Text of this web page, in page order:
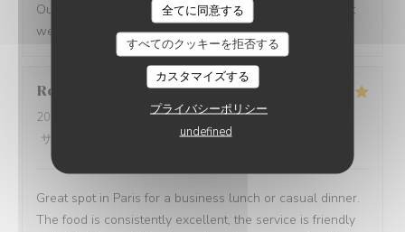
全てに同意する
すべてのクッキーを拒否する
カスタマイズする
プライバシーポリシー
undefined
Outstanding food and service. The service was the best
we have had in Paris
Robert
2026-07-09
- 12:30 - ゲスト 5
サービス
/5 メニュー:
Great spot in Paris for a business lunch or casual dinner.
The food is consistently excellent, the service is friendly